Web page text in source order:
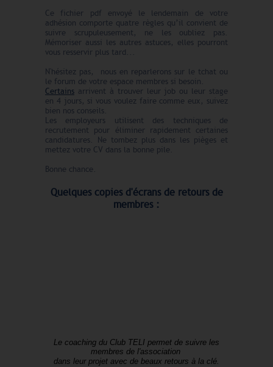
Ce fichier pdf envoyé le lendemain de votre
adhésion comporte quatre règles qu’il convient de
suivre scrupuleusement, ne les oubliez pas.
Mémoriser aussi les autres astuces, elles pourront
vous resservir plus tard...
N'hésitez pas, nous en reparlerons sur le tchat ou
le forum de votre espace membres si besoin.
Certains arrivent à trouver leur job ou leur stage
en 4 jours, si vous voulez faire comme eux, suivez
bien nos conseils.
Les employeurs utilisent des techniques de
recrutement pour éliminer rapidement certaines
candidatures. Ne tombez plus dans les pièges et
mettez votre CV dans la bonne pile.
Bonne chance.
Quelques copies d'écrans de retours de
membres :
Le coaching du Club TELI permet de suivre les
membres de l'association
dans leur projet avec de beaux retours à la clé.